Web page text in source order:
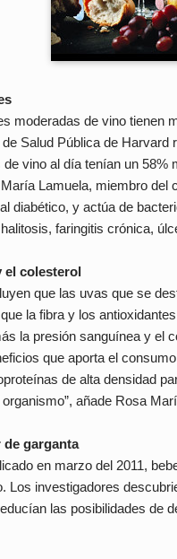
moderadas de vino tienen
Salud Pública de
vino al día tenían un 58%
Lamuela, miembro del
diabético, y actúa de
faringitis crónica,
el colesterol
que las uvas que se
la fibra y los
la presión sanguínea y el
que aporta el
de alta densidad
añade Rosa
de garganta
en marzo del 2011,
Los investigadores
las posibilidades de